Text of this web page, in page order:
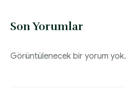
Son Yorumlar
Görüntülenecek bir yorum yok.